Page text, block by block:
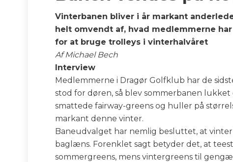
Vinterbanen bliver i år markant
helt omvendt af, hvad medlemmerne
for at bruge trolleys i vinterhalvåret
Af Michael Bech
Interview
Medlemmerne i Dragør Golfklub har de
stod for døren, så blev sommerbanen
smattede fairway-greens og huller på
markant denne vinter.
Baneudvalget har nemlig besluttet, at
baglæns. Forenklet sagt betyder det, at
sommergreens, mens vintergreens til